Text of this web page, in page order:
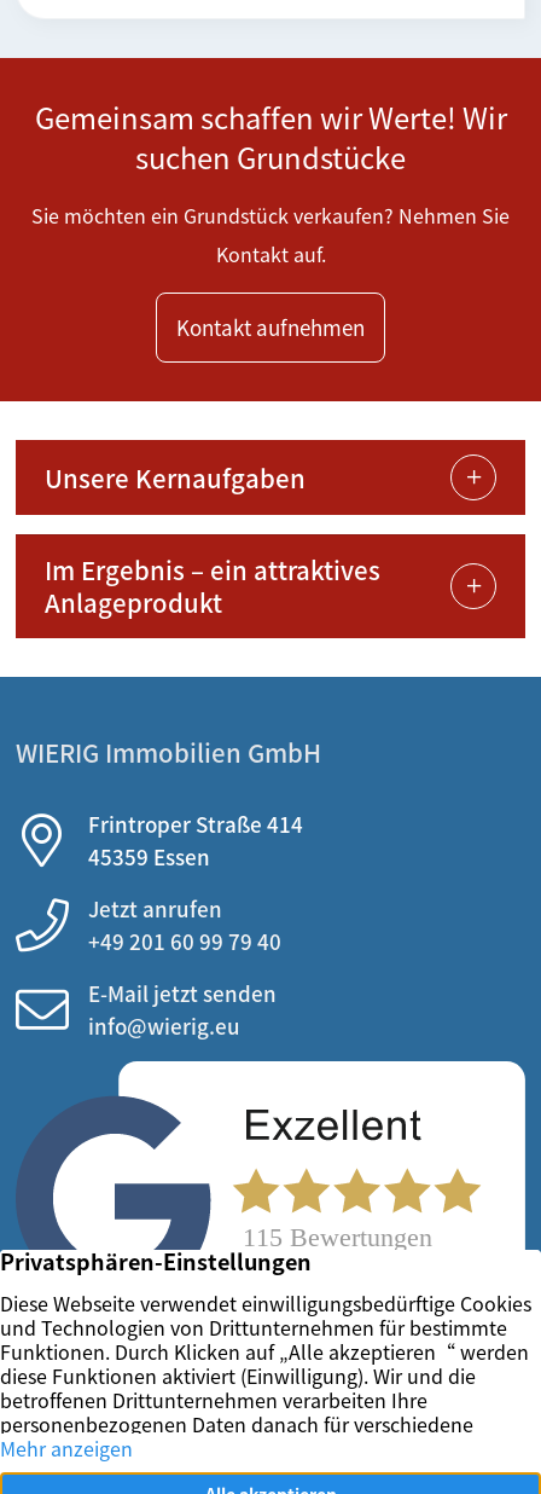
Gemeinsam schaffen wir Werte! Wir
suchen Grundstücke
Sie möchten ein Grundstück verkaufen? Nehmen Sie
Kontakt auf.
Kontakt aufnehmen
Unsere Kernaufgaben
Im Ergebnis – ein attraktives
Anlageprodukt
WIERIG Immobilien GmbH
Frintroper Straße 414
45359 Essen
Jetzt anrufen
+49 201 60 99 79 40
E-Mail jetzt senden
info@wierig.eu
Vertrag widerrufen
Kontakt